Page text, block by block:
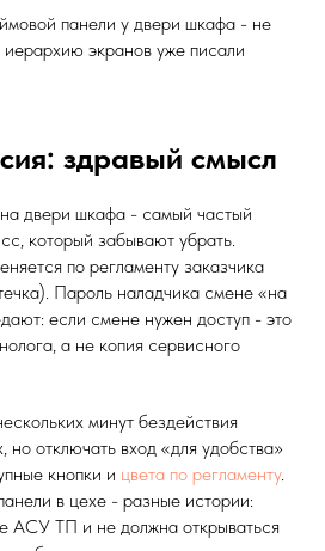
панели у двери шкафа - не
экранов уже писали
здравый смысл
двери шкафа - самый частый
который забывают убрать.
по регламенту заказчика
Пароль наладчика смене «на
если смене нужен доступ - это
а не копия сервисного
минут бездействия
но отключать вход «для удобства»
кнопки и цвета по регламенту.
в цехе - разные истории:
АСУ ТП и не должна открываться